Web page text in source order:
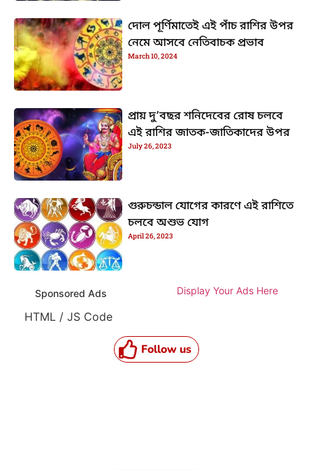
দোল পূর্ণিমাতেই এই পাঁচ রাশির উপর
নেমে আসবে নেতিবাচক প্রভাব
March 10, 2024
প্রায় দু’বছর শনিদেবের রোষ চলবে
এই রাশির জাতক-জাতিকাদের উপর
July 26, 2023
গুরুচন্ডাল যোগের কারণে এই রাশিতে
চলবে অশুভ যোগ
April 26, 2023
Sponsored Ads Display Your Ads Here
HTML / JS Code
Follow us